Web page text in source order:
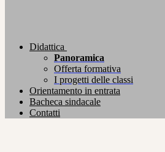
Didattica
Panoramica
Offerta formativa
I progetti delle classi
Orientamento in entrata
Bacheca sindacale
Contatti